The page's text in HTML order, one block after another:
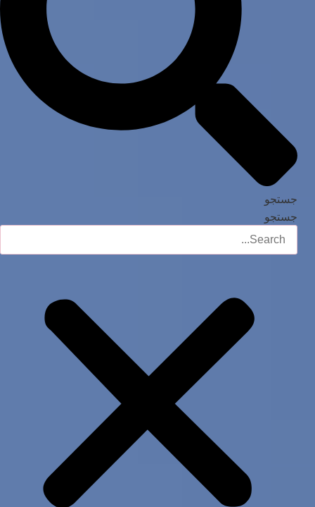
جستجو
جستجو